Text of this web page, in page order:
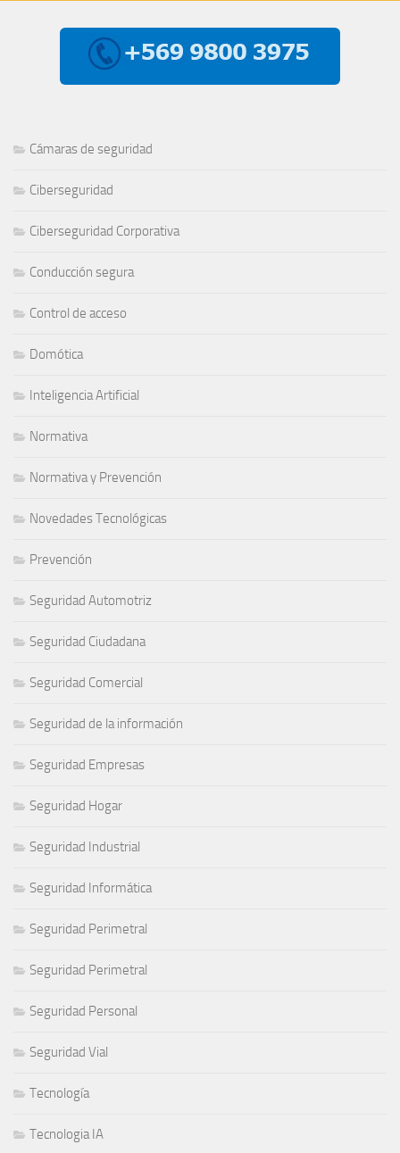
Cámaras de seguridad
Ciberseguridad
Ciberseguridad Corporativa
Conducción segura
Control de acceso
Domótica
Inteligencia Artificial
Normativa
Normativa y Prevención
Novedades Tecnológicas
Prevención
Seguridad Automotriz
Seguridad Ciudadana
Seguridad Comercial
Seguridad de la información
Seguridad Empresas
Seguridad Hogar
Seguridad Industrial
Seguridad Informática
Seguridad Perimetral
Seguridad Perimetral
Seguridad Personal
Seguridad Vial
Tecnología
Tecnologia IA